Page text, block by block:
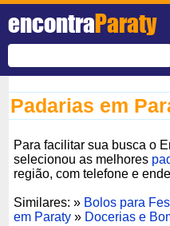
encontraParaty
Padarias em
Para facilitar sua busca o
selecionou as melhores
região, com telefone e
Similares: » Bolos para
em Paraty » Docerias e